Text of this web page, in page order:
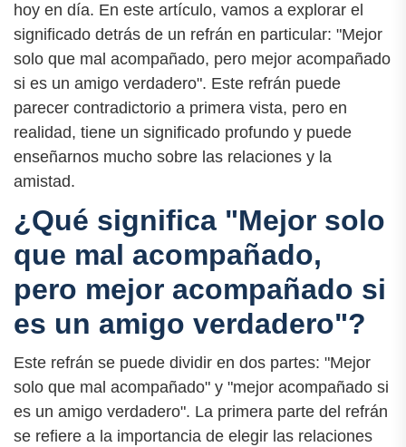
hoy en día. En este artículo, vamos a explorar el
significado detrás de un refrán en particular: "Mejor
solo que mal acompañado, pero mejor acompañado
si es un amigo verdadero". Este refrán puede
parecer contradictorio a primera vista, pero en
realidad, tiene un significado profundo y puede
enseñarnos mucho sobre las relaciones y la
amistad.
¿Qué significa "Mejor solo
que mal acompañado,
pero mejor acompañado si
es un amigo verdadero"?
Este refrán se puede dividir en dos partes: "Mejor
solo que mal acompañado" y "mejor acompañado si
es un amigo verdadero". La primera parte del refrán
se refiere a la importancia de elegir las relaciones